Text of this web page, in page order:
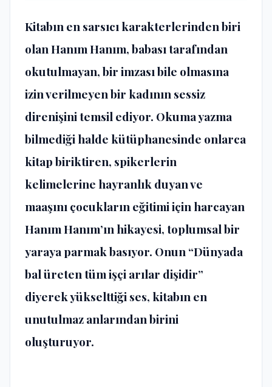
​Kitabın en sarsıcı karakterlerinden biri
olanHanım Hanım, babası tarafından
okutulmayan, bir imzası bile olmasına
izin verilmeyen bir kadının sessiz
direnişini temsil ediyor. Okuma yazma
bilmediği halde kütüphanesinde onlarca
kitap biriktiren, spikerlerin
kelimelerine hayranlık duyan ve
maaşını çocukların eğitimi için harcayan
Hanım Hanım’ın hikayesi, toplumsal bir
yaraya parmak basıyor. Onun “Dünyada
bal üreten tüm işçi arılar dişidir”
diyerek yükselttiği ses, kitabın en
unutulmaz anlarından birini
oluşturuyor.